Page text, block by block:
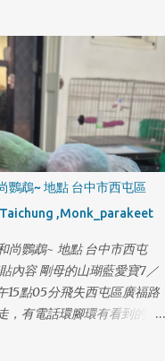
車停車場 2月14日 19:05 木
捷運站 2月14日 19:09 木
路動物園公務門 2月14日 19:13
木柵機廠停車場 2月14日
柵-風洞石頭公 2月14日 20:21
3甲南下21公里撞擊小狗事件
20:55 木柵-木柵路四段與木
/信義快T型路口過馬路 #2月
新最新下落 旺旺 2月14日晚
的朋友們幫我協尋 一下旺旺
這一段黃金時間 旺旺目前已
沒喝了 外面又冷 旺旺 身上
傷口 必須每天擦藥好幾次 我
一起生活了14年 跟家人一樣
人如果有發現綠色和尚鸚鵡
我 可以的話請先幫我收留他
謝大家的幫忙，謝謝大家🥹
鸚鵡~ 地點 台中市西屯區
,Monk_parakeet
尚鸚鵡~ 地點 台中市西屯
內容 剛母的山瑚藍愛寶7／
15點05分飛失西屯區廣福路
，有電話環腳環有看到的麻